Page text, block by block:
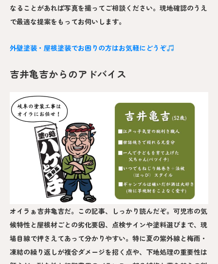
なることがあれば写真を撮ってご相談ください。現地確認のうえ
で最適な提案をもってお伺いします。
外壁塗装・屋根塗装でお困りの方はお気軽にどうぞ
吉井亀吉からのアドバイス
オイラぁ吉井亀吉だ。この記事、しっかり読んだぞ。可児市の気
候特性と屋根材ごとの劣化要因、点検サインや塗料選びまで、現
場目線で押さえてあって分かりやすい。特に夏の紫外線と梅雨・
凍結の繰り返しが複合ダメージを招く点や、下地処理の重要性は